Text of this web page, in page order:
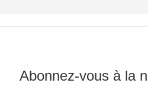
Abonnez-vous à la